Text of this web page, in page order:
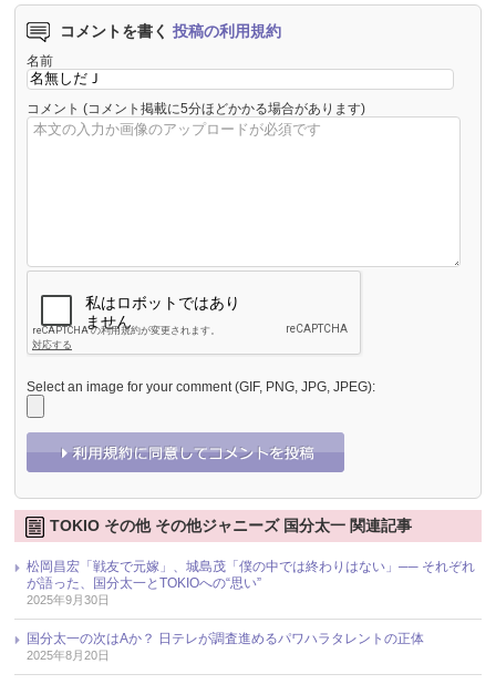
コメントを書く 投稿の利用規約
名前
コメント (コメント掲載に5分ほどかかる場合があります)
Select an image for your comment (GIF, PNG, JPG, JPEG):
TOKIO その他 その他ジャニーズ 国分太一 関連記事
松岡昌宏「戦友で元嫁」、城島茂「僕の中では終わりはない」── それぞれ
が語った、国分太一とTOKIOへの“思い”
2025年9月30日
国分太一の次はAか？ 日テレが調査進めるパワハラタレントの正体
2025年8月20日